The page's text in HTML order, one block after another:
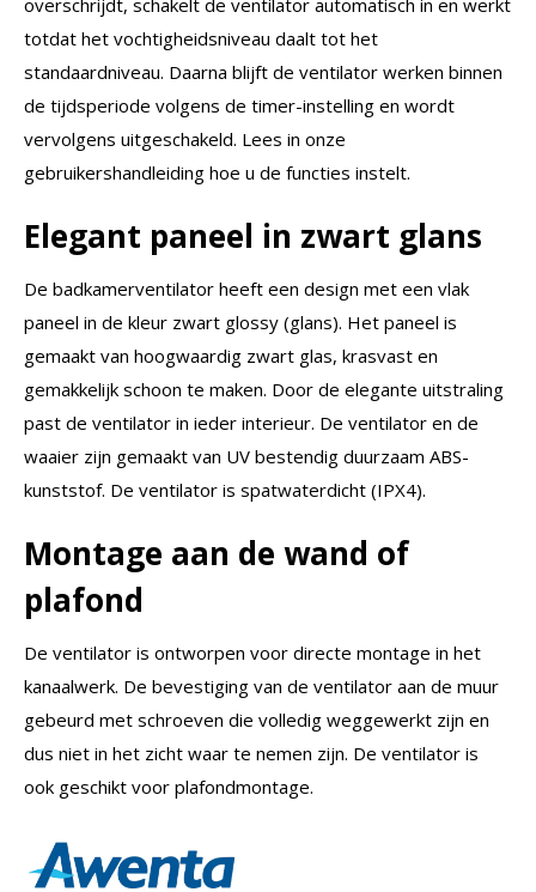
totdat het vochtigheidsniveau daalt tot het
standaardniveau. Daarna blijft de ventilator werken binnen
de tijdsperiode volgens de timer-instelling en wordt
vervolgens uitgeschakeld. Lees in onze
gebruikershandleiding hoe u de functies instelt.
Elegant paneel in zwart glans
De badkamerventilator heeft een design met een vlak
paneel in de kleur zwart glossy (glans). Het paneel is
gemaakt van hoogwaardig zwart glas, krasvast en
gemakkelijk schoon te maken. Door de elegante uitstraling
past de ventilator in ieder interieur. De ventilator en de
waaier zijn gemaakt van UV bestendig duurzaam ABS-
kunststof. De ventilator is spatwaterdicht (IPX4).
Montage aan de wand of
plafond
De ventilator is ontworpen voor directe montage in het
kanaalwerk. De bevestiging van de ventilator aan de muur
gebeurd met schroeven die volledig weggewerkt zijn en
dus niet in het zicht waar te nemen zijn. De ventilator is
ook geschikt voor plafondmontage.